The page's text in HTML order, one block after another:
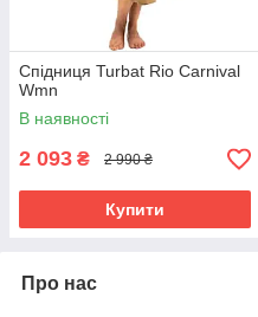
Спідниця Turbat Rio Carnival
Wmn
В наявності
2 093 ₴ 2 990 ₴
Купити
Про нас